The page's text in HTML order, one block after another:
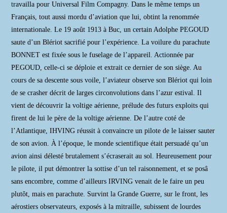
travailla pour Universal Film Compagny. Dans le même temps un
Français, tout aussi mordu d’aviation que lui, obtint la renommée
internationale. Le 19 août 1913 à Buc, un certain Adolphe PEGOUD
saute d’un Blériot sacrifié pour l’expérience. La voilure du parachute
BONNET est fixée sous le fuselage de l’appareil. Actionnée par
PEGOUD, celle-ci se déploie et extrait ce dernier de son siège. Au
cours de sa descente sous voile, l’aviateur observe son Blériot qui loin
de se crasher décrit de larges circonvolutions dans l’azur estival. Il
vient de découvrir la voltige aérienne, prélude des futurs exploits qui
firent de lui le père de la voltige aérienne. De l’autre coté de
l’Atlantique, IHVING réussit à convaincre un pilote de le laisser sauter
de son avion. À l’époque, le monde scientifique était persuadé qu’un
avion ainsi délesté brutalement s’écraserait au sol. Heureusement pour
le pilote, il put démontrer la sottise d’un tel raisonnement, et se posâ
sans encombre, comme d’ailleurs IRVING venait de le faire un peu
plutôt, mais en parachute. Survint la Grande Guerre, sur le front, les
aérostiers observateurs, exposés à la mitraille, subissent de lourdes